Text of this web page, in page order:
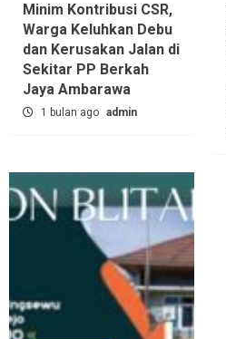
Minim Kontribusi CSR,
Warga Keluhkan Debu
dan Kerusakan Jalan di
Sekitar PP Berkah
Jaya Ambarawa‎
1 bulan ago admin